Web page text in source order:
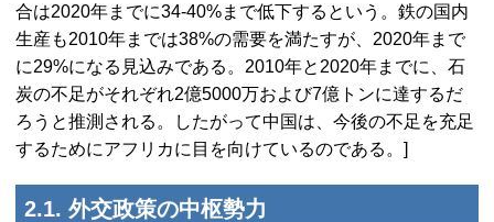
合は2020年までに34-40%まで低下するという。鉄の国内
生産も2010年までは38%の需要を満たすが、2020年まで
に29%になる見込みである。2010年と2020年までに、石
炭の不足がそれぞれ2億5000万および7億トンに達するだ
ろうと推測される。したがって中国は、今後の不足を充足
するためにアフリカに目を向けているのである。]
2.1. 外交政策の中枢勢力